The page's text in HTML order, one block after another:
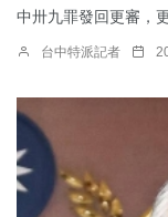
中卅九罪發回更審，
台中特派記者